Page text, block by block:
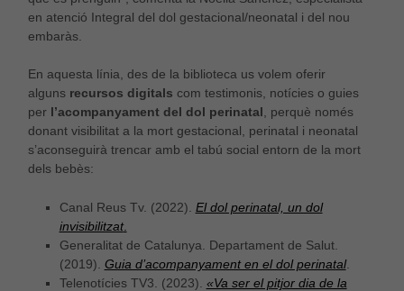
en atenció Integral del dol gestacional/neonatal i del nou
embaràs.
En aquesta línia, des de la biblioteca us volem oferir
alguns recursos digitals com testimonis, notícies o guies
per l’acompanyament del dol perinatal , perquè només
donant visibilitat a la mort gestacional, perinatal i neonatal
s’aconseguirà trencar amb el tabú social entorn de la mort
dels bebès:
Canal Reus Tv. (2022). El dol perinatal, un dol
invisibilitzat.
Generalitat de Catalunya. Departament de Salut.
(2019). Guia d’acompanyament en el dol perinatal.
Telenotícies TV3. (2023). «Va ser el pitjor dia de la